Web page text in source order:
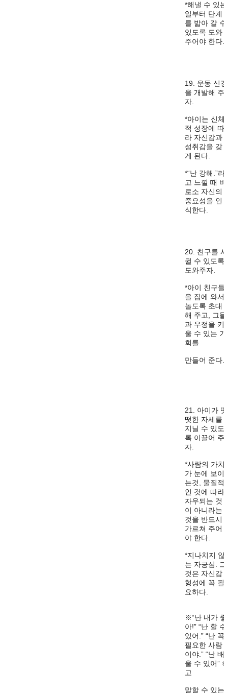
*해낼 수 있는
일부터 단계
를 밟아 갈 수
있도록 도와
주어야 한다.
19. 운동 신경
을 개발해 주
자.
*아이는 신체
적 성장에 따
라 자신감과
성취감을 갖
게 된다.
*“난 강해.”라
고 느낄 때 비
로소 자신의
중요성을 인
식한다.
20. 친구를 사
귈 수 있도록
도와주자.
*아이 친구들
을 집에 와서
놀도록 초대
해 주고, 그들
과 우정을 키
울 수 있는 기
회를
만들어 준다.
21. 아이가 떳
떳한 자세를
지닐 수 있도
록 이끌어 주
자.
*사람의 가치
가 눈에 보이
는것, 물질적
인 것에 따라
자우되는 것
이 아니라는
것을 반드시
가르쳐 주어
야 한다.
*지나치지 않
는 자긍심. 그
것은 자신감
형성에 꼭 필
요하다.
※“난 내가 좋
아!” “난 할 수
있어.” “난 꼭
필요한 사람
이야.” “난 배
울 수 있어”
고
말할 수 있는